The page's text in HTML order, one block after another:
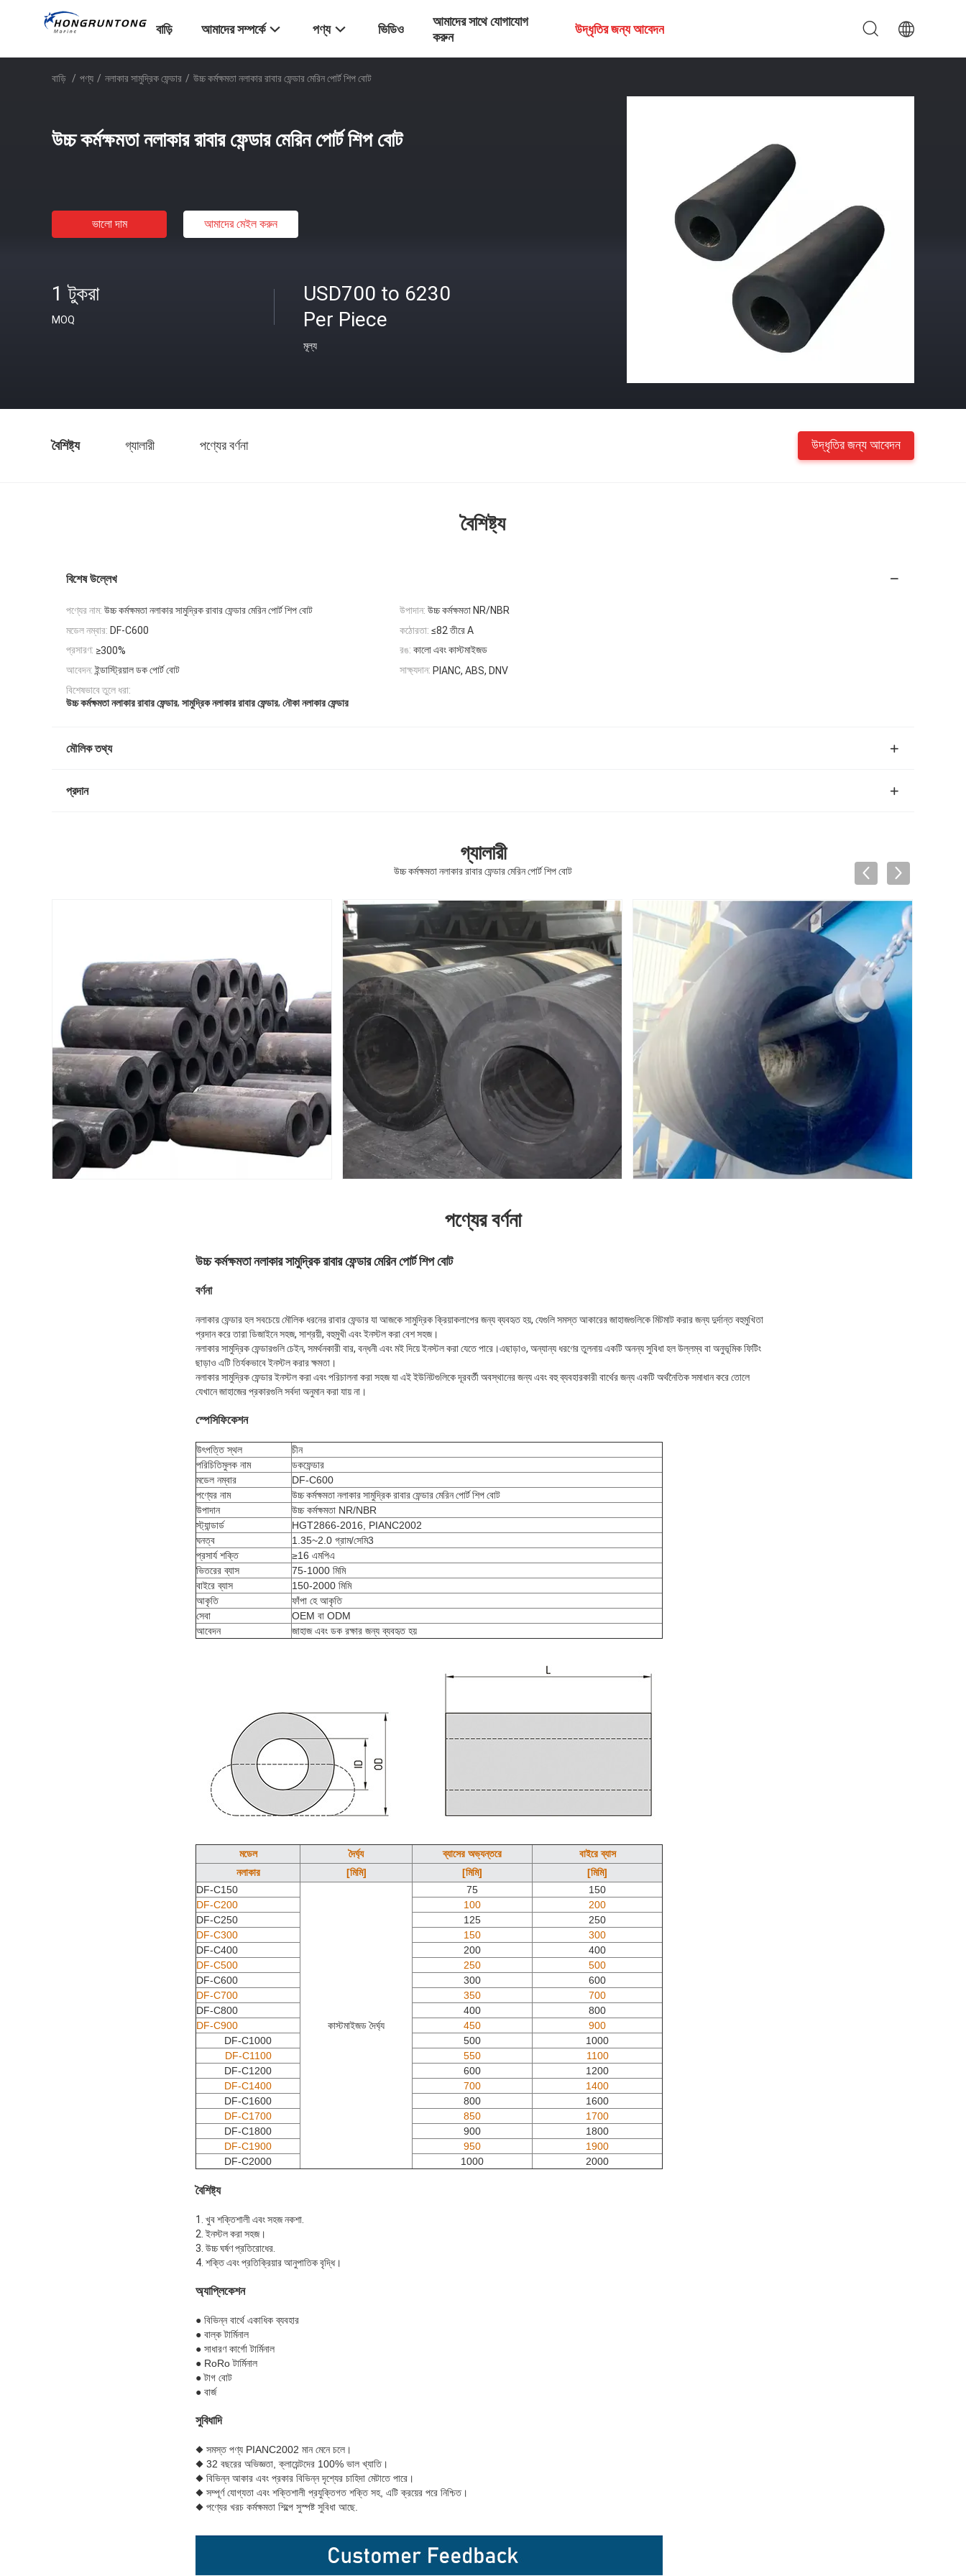
বাড়ি আমাদের সম্পর্কে পণ্য ভিডিও
আমাদের সাথে যোগাযোগ
করুন
উদ্ধৃতির জন্য আবেদন
বাড়ি / পণ্য / নলাকার সামুদ্রিক ফেন্ডার / উচ্চ কর্মক্ষমতা নলাকার রাবার ফেন্ডার মেরিন পোর্ট শিপ বোট
উচ্চ কর্মক্ষমতা নলাকার রাবার ফেন্ডার মেরিন পোর্ট শিপ বোট
ভালো দাম আমাদের মেইল ​​করুন
1 টুকরা
MOQ
USD700 to 6230
Per Piece
মূল্য
বৈশিষ্ট্য গ্যালারী পণ্যের বর্ণনা উদ্ধৃতির জন্য আবেদন
বৈশিষ্ট্য
বিশেষ উল্লেখ
পণ্যের নাম: উচ্চ কর্মক্ষমতা নলাকার সামুদ্রিক রাবার ফেন্ডার মেরিন পোর্ট শিপ বোট উপাদান: উচ্চ কর্মক্ষমতা NR/NBR
মডেল নম্বার: DF-C600 কঠোরতা: ≤82 তীরে A
প্রসারণ: ≥300% রঙ: কালো এবং কাস্টমাইজড
আবেদন: ইন্ডাস্ট্রিয়াল ডক পোর্ট বোট সাক্ষ্যদান: PIANC, ABS, DNV
বিশেষভাবে তুলে ধরা:
উচ্চ কর্মক্ষমতা নলাকার রাবার ফেন্ডার, সামুদ্রিক নলাকার রাবার ফেন্ডার, নৌকা নলাকার ফেন্ডার
মৌলিক তথ্য
প্রদান
গ্যালারী
উচ্চ কর্মক্ষমতা নলাকার রাবার ফেন্ডার মেরিন পোর্ট শিপ বোট
পণ্যের বর্ণনা
উচ্চ কর্মক্ষমতা নলাকার সামুদ্রিক রাবার ফেন্ডার মেরিন পোর্ট শিপ বোট
বর্ণনা
নলাকার ফেন্ডার হল সবচেয়ে মৌলিক ধরনের রাবার ফেন্ডার যা আজকে সামুদ্রিক ক্রিয়াকলাপের জন্য ব্যবহৃত হয়, যেগুলি সমস্ত আকারের জাহাজগুলিকে মিটমাট করার জন্য দুর্দান্ত বহুমুখিতা
প্রদান করে তারা ডিজাইনে সহজ, সাশ্রয়ী, বহুমুখী এবং ইনস্টল করা বেশ সহজ।
নলাকার সামুদ্রিক ফেন্ডারগুলি চেইন, সমর্থনকারী বার, বন্ধনী এবং মই দিয়ে ইনস্টল করা যেতে পারে।এছাড়াও, অন্যান্য ধরণের তুলনায় একটি অনন্য সুবিধা হল উল্লম্ব বা অনুভূমিক ফিটিং
ছাড়াও এটি তির্যকভাবে ইনস্টল করার ক্ষমতা।
নলাকার সামুদ্রিক ফেন্ডার ইনস্টল করা এবং পরিচালনা করা সহজ যা এই ইউনিটগুলিকে দূরবর্তী অবস্থানের জন্য এবং বহু ব্যবহারকারী বার্থের জন্য একটি অর্থনৈতিক সমাধান করে তোলে
যেখানে জাহাজের প্রকারগুলি সর্বদা অনুমান করা যায় না।
স্পেসিফিকেশন
উৎপত্তি স্থল
চীন
পরিচিতিমুলক নাম
ডকফেন্ডার
মডেল নম্বার
DF-C600
পণ্যের নাম
উচ্চ কর্মক্ষমতা নলাকার সামুদ্রিক রাবার ফেন্ডার মেরিন পোর্ট শিপ বোট
উপাদান
উচ্চ কর্মক্ষমতা NR/NBR
স্ট্যান্ডার্ড
HGT2866-2016, PIANC2002
ঘনত্ব
1.35~2.0 গ্রাম/সেমি3
প্রসার্য শক্তি
≥16 এমপিএ
ভিতরের ব্যাস
75-1000 মিমি
বাইরে ব্যাস
150-2000 মিমি
আকৃতি
ফাঁপা হে আকৃতি
সেবা
OEM বা ODM
আবেদন
জাহাজ এবং ডক রক্ষার জন্য ব্যবহৃত হয়
মডেল দৈর্ঘ্য ব্যাসের অভ্যন্তরে
বাইরে ব্যাস
নলাকার
[মিমি] [মিমি]
[মিমি]
DF-C150
কাস্টমাইজড দৈর্ঘ্য
75
150
DF-C200
100
200
DF-C250
125
250
DF-C300
150
300
DF-C400
200
400
DF-C500
250
500
DF-C600
300
600
DF-C700
350
700
DF-C800
400
800
DF-C900
450
900
DF-C1000
500
1000
DF-C1100
550
1100
DF-C1200
600
1200
DF-C1400
700
1400
DF-C1600
800
1600
DF-C1700
850
1700
DF-C1800
900
1800
DF-C1900
950
1900
DF-C2000
1000 2000
বৈশিষ্ট্য
1. খুব শক্তিশালী এবং সহজ নকশা.
2. ইনস্টল করা সহজ।
3. উচ্চ ঘর্ষণ প্রতিরোধের.
4. শক্তি এবং প্রতিক্রিয়ার আনুপাতিক বৃদ্ধি।
অ্যাপ্লিকেশন
● বিভিন্ন বার্থে একাধিক ব্যবহার
● বাল্ক টার্মিনাল
● সাধারণ কার্গো টার্মিনাল
● RoRo টার্মিনাল
● টাগ বোট
● বার্জ
সুবিধাদি
◆ সমস্ত পণ্য PIANC2002 মান মেনে চলে।
◆ 32 বছরের অভিজ্ঞতা, ক্লায়েন্টদের 100% ভাল খ্যাতি।
◆ বিভিন্ন আকার এবং প্রকার বিভিন্ন দৃশ্যের চাহিদা মেটাতে পারে।
◆ সম্পূর্ণ যোগ্যতা এবং শক্তিশালী প্রযুক্তিগত শক্তি সহ, এটি ক্রয়ের পরে নিশ্চিত।
◆ পণ্যের খরচ কর্মক্ষমতা শিল্পে সুস্পষ্ট সুবিধা আছে.